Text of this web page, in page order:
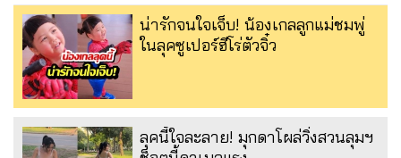
น่ารักจนใจเจ็บ! น้องเกลลูกแม่ชมพู่
ในลุคซูเปอร์ฮีโร่ตัวจิ๋ว
ลุคนี้ใจละลาย! มุกดาโผล่วิ่งสวนลุมฯ